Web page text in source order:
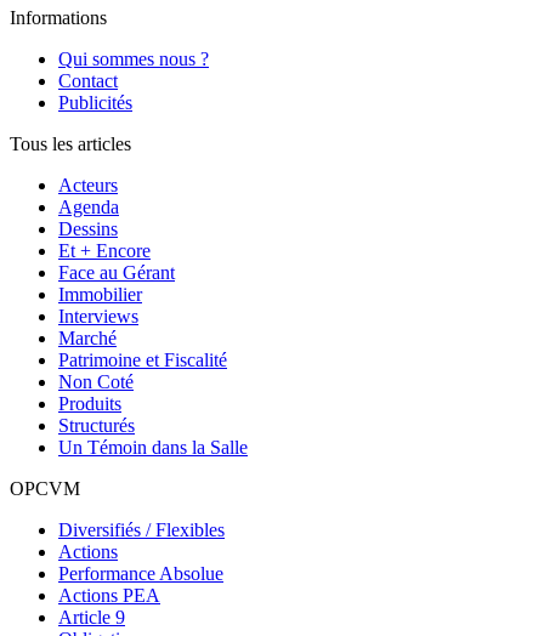
Informations
Qui sommes nous ?
Contact
Publicités
Tous les articles
Acteurs
Agenda
Dessins
Et + Encore
Face au Gérant
Immobilier
Interviews
Marché
Patrimoine et Fiscalité
Non Coté
Produits
Structurés
Un Témoin dans la Salle
OPCVM
Diversifiés / Flexibles
Actions
Performance Absolue
Actions PEA
Article 9